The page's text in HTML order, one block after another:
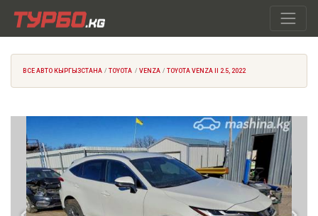
ВСЕ АВТО КЫРГЫЗСТАНА TOYOTA VENZA TOYOTA VENZA II 2.5, 2022